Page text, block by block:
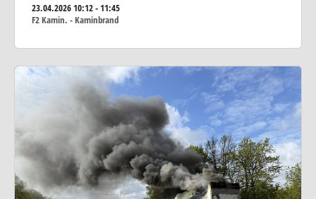
23.04.202610:12 - 11:45
F2 Kamin. - Kaminbrand